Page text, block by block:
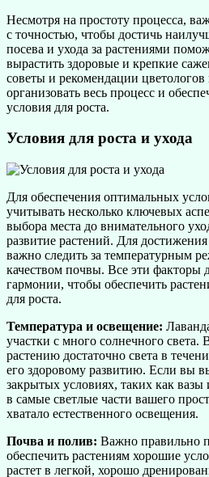
Несмотря на простоту процесса,
с точностью, чтобы достичь
посева и ухода за растениями
вырастить здоровые и крепкие
советы и рекомендации
организовать весь процесс и
условия для роста.
Условия для роста и ухода
Для обеспечения оптимальных
учитывать несколько ключевых
выбора места до внимательного
развитие растений. Для
важно следить за температурным
качеством почвы. Все эти факторы
гармонии, чтобы обеспечить
для роста.
Температура и освещение:
участки с много солнечного света.
растению достаточно света в
его здоровому развитию. Если вы
закрытых условиях, таких как вазы
в самые светлые части вашего
хватало естественного освещения.
Почва и полив: Важно правильно
обеспечить растениям хорошие
растет в легкой, хорошо